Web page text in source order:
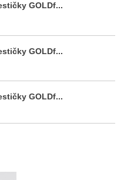
GOLDf...
GOLDf...
GOLDf...